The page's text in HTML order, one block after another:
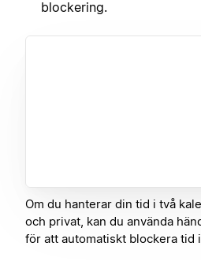
blockering.
Om du hanterar din tid i två
och privat, kan du använda
för att automatiskt blockera tid